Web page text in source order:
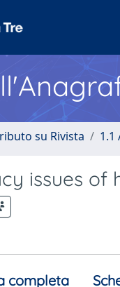
su Rivista 1.1
issues of
completa